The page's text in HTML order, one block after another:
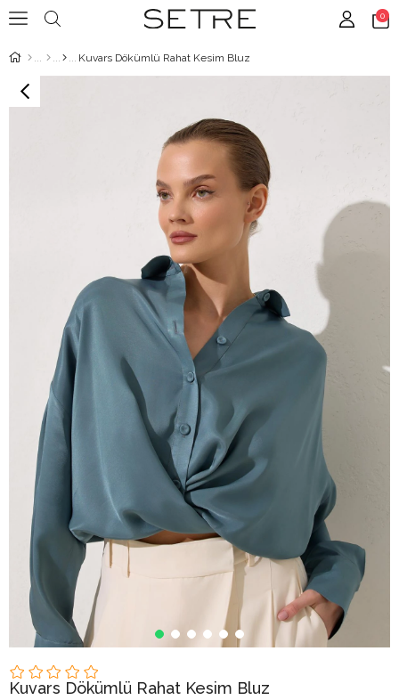
0
Kuvars Dökümlü Rahat Kesim Bluz
Kuvars Dökümlü Rahat Kesim Bluz